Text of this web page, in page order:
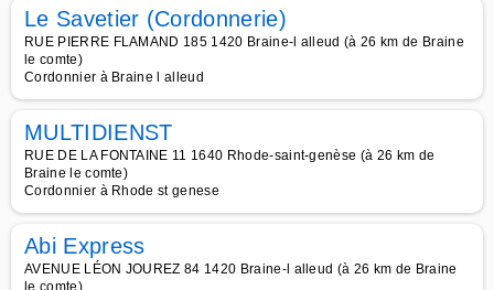
Le Savetier (Cordonnerie)
RUE PIERRE FLAMAND 185 1420 Braine-l alleud (à 26 km de Braine
le comte)
Cordonnier à Braine l alleud
MULTIDIENST
RUE DE LA FONTAINE 11 1640 Rhode-saint-genèse (à 26 km de
Braine le comte)
Cordonnier à Rhode st genese
Abi Express
AVENUE LÉON JOUREZ 84 1420 Braine-l alleud (à 26 km de Braine
le comte)